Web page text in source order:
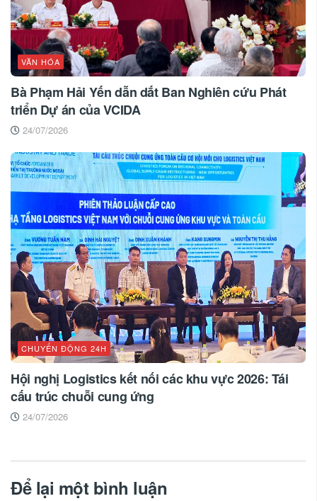
VĂN HÓA
Bà Phạm Hải Yến dẫn dắt Ban Nghiên cứu Phát
triển Dự án của VCIDA
24/07/2026
CHUYỂN ĐỘNG 24H
Hội nghị Logistics kết nối các khu vực 2026: Tái
cấu trúc chuỗi cung ứng
24/07/2026
Để lại một bình luận